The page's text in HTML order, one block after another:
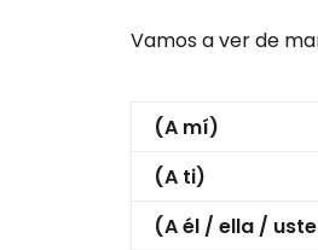
Vamos a ver de
(A mí)
(A ti)
(A él / ella /